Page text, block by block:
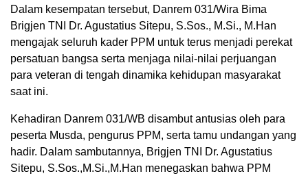
Dalam kesempatan tersebut, Danrem 031/Wira Bima
Brigjen TNI Dr. Agustatius Sitepu, S.Sos., M.Si., M.Han
mengajak seluruh kader PPM untuk terus menjadi perekat
persatuan bangsa serta menjaga nilai-nilai perjuangan
para veteran di tengah dinamika kehidupan masyarakat
saat ini.
Kehadiran Danrem 031/WB disambut antusias oleh para
peserta Musda, pengurus PPM, serta tamu undangan yang
hadir. Dalam sambutannya, Brigjen TNI Dr. Agustatius
Sitepu, S.Sos.,M.Si.,M.Han menegaskan bahwa PPM